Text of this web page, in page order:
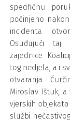
specifičnu
počinjeno
incidenta
Osuđujući taj
zajednice
tog nedjela, a i
otvaranja
Miroslav Ištuk,
vjerskih
službi